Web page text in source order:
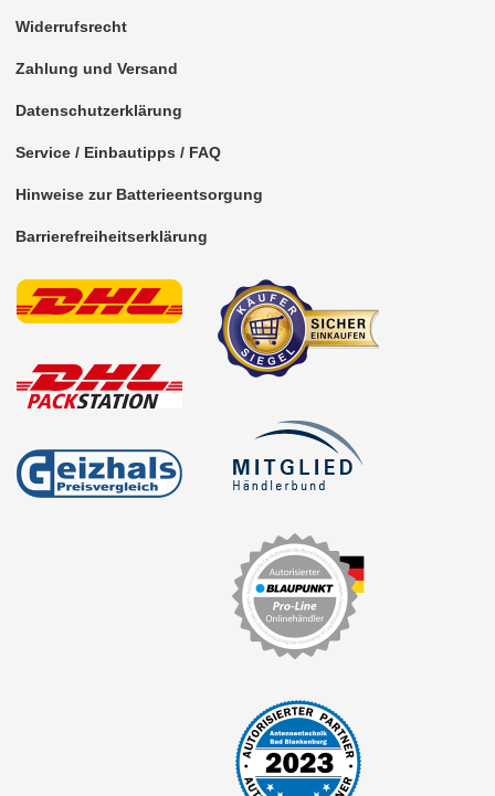
für MAN
für Massey Ferguson
für Mazda
für Mini
für Nissan
für Opel
Widerrufsrecht
Zahlung und Versand
Datenschutzerklärung
Service / Einbautipps / FAQ
Hinweise zur Batterieentsorgung
Barrierefreiheitserklärung